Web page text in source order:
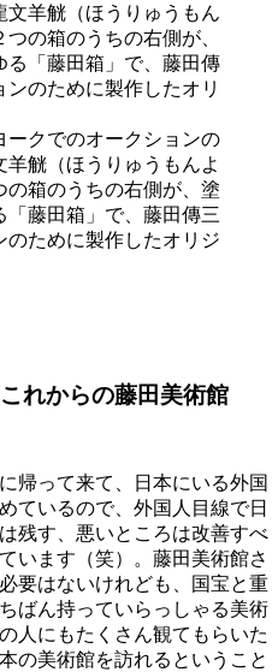
ークでのオークションの
觥（ほうりゅうもんよ
の箱のうちの右側が、塗
「藤田箱」で、藤田傳三
のために製作したオリジ
れからの藤田美術館
帰って来て、日本にいる外国
ているので、外国人目線で日
残す、悪いところは改善すべ
います（笑）。藤田美術館さ
要はないけれども、国宝と重
ばん持っていらっしゃる美術
人にもたくさん観てもらいた
の美術館を訪れるということ